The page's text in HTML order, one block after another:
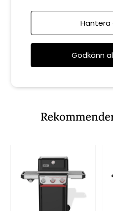
Weber
Keramisk pajform - black
Hantera
Godkänn